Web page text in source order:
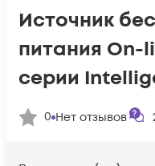
Источник
питания On-
серии
0 Нет отзывов